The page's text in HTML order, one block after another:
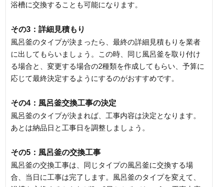
浴槽に交換することも可能になります。
その3：詳細見積もり
風呂釜のタイプが決まったら、最終の詳細見積もりを業者
に出してもらいましょう。この時、同じ風呂釜を取り付け
る場合と、変更する場合の2種類を作成してもらい、予算に
応じて最終決定するようにするのがおすすめです。
その4：風呂釜交換工事の決定
風呂釜のタイプが決まれば、工事内容は決定となります。
あとは納品日と工事日を調整しましょう。
その5：風呂釜の交換工事
風呂釜の交換工事は、同じタイプの風呂釜に交換する場
合、当日に工事は完了します。風呂釜のタイプを変えて、